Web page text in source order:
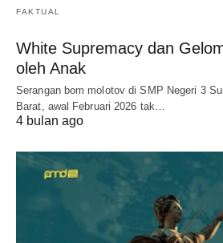
FAKTUAL
White Supremacy dan
oleh Anak
Serangan bom molotov di SMP Negeri 3
Barat, awal Februari 2026 tak…
4 bulan ago